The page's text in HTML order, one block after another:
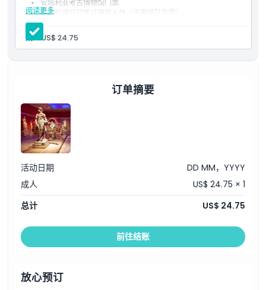
排除项
营业时间
位置
如何兑换
取消政策
阅读更多
安塔利亚考古博物馆门票
凭手机或打印凭证直接入场（无需排队购票）
可进入室内外展览区
参观来自佩尔盖、阿斯潘多斯、西得和桑托斯、帕塔拉的展品
0-8岁儿童免费入场
成人: US$ 24.75
订单摘要
活动日期
DD MM，YYYY
成人
US$ 24.75 × 1
总计
US$ 24.75
前往结账
放心预订